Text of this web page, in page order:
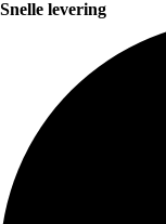
Snelle levering